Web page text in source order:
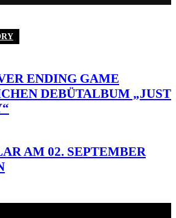
ENDING GAME
DEBÜTALBUM „JUST
AM 02. SEPTEMBER